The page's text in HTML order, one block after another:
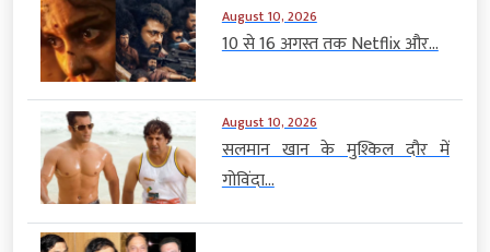
August 10, 2026
10 से 16 अगस्त तक Netflix और...
August 10, 2026
सलमान खान के मुश्किल दौर में
गोविंदा...